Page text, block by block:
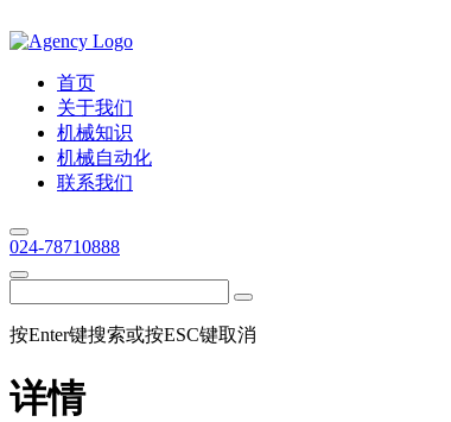
首页
关于我们
机械知识
机械自动化
联系我们
024-78710888
按Enter键搜索或按ESC键取消
详情